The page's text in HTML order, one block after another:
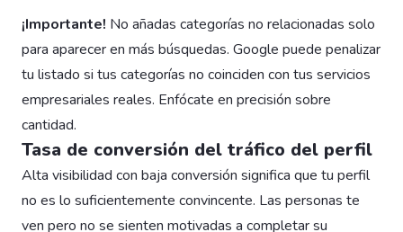
¡Importante! No añadas categorías no relacionadas solo
para aparecer en más búsquedas. Google puede penalizar
tu listado si tus categorías no coinciden con tus servicios
empresariales reales. Enfócate en precisión sobre
cantidad.
Tasa de conversión del tráfico del perfil
Alta visibilidad con baja conversión significa que tu perfil
no es lo suficientemente convincente. Las personas te
ven pero no se sienten motivadas a completar su